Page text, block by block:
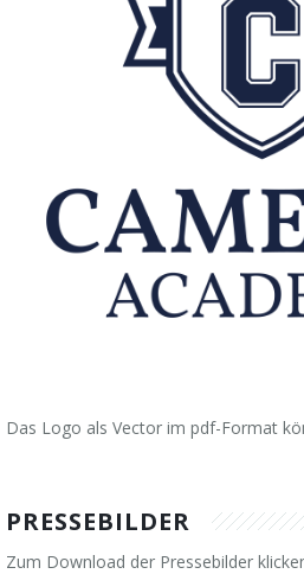
Das Logo als Vector im pdf-Format
PRESSEBILDER
Zum Download der Pressebilder